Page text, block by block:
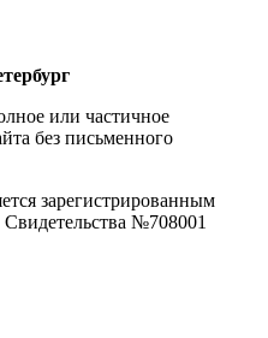
или частичное
без письменного
зарегистрированным
№708001